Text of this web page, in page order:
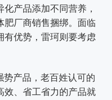
产品添加不同营养，
肥厂商销售捆绑。面临
有优势，雷珂则要考虑
产品，老百姓认可的
效、省工省力的产品就